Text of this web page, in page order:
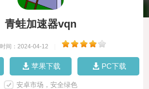
青蛙加速器vqn
时间：2024-04-12
苹果下载 PC下载
安卓市场，安全绿色